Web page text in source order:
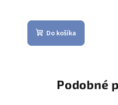
Do košíka
Podobné